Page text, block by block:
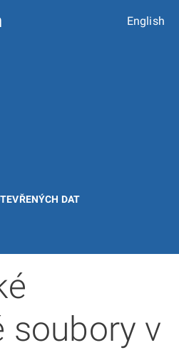
English
DAT
soubory v